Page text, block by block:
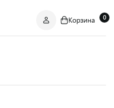
Корзина 0